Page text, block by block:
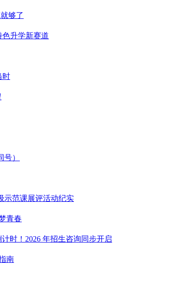
够了
色升学新赛道
时
）
范课展评活动纪实
青春
时！2026 年招生咨询同步开启
南